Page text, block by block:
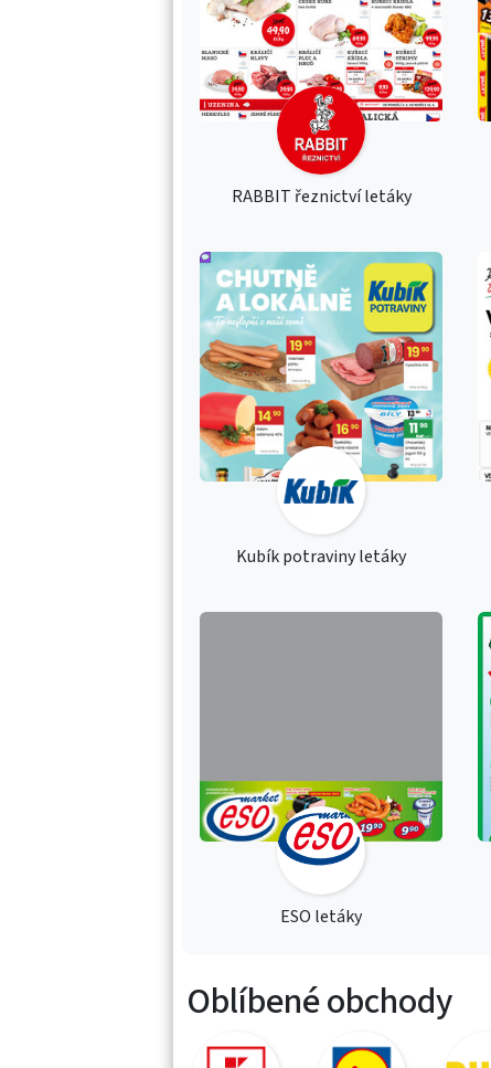
RABBIT řeznictví letáky
Kubík potraviny letáky
ESO letáky
Oblíbené obchody